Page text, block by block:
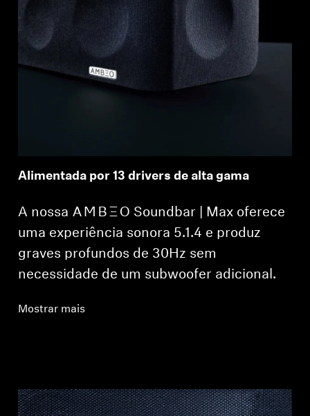
Alimentada por 13 drivers de alta gama
A nossa -AMBEO- Soundbar | Max oferece
uma experiência sonora 5.1.4 e produz
graves profundos de 30Hz sem
necessidade de um subwoofer adicional.
Mostrar mais